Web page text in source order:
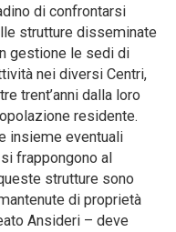
di confrontarsi
strutture disseminate
gestione le sedi di
nei diversi Centri,
trent’anni dalla loro
residente.
insieme eventuali
frappongono al
strutture sono
di proprietà
Ansideri – deve